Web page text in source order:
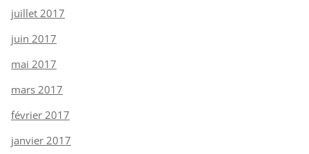
juillet 2017
juin 2017
mai 2017
mars 2017
février 2017
janvier 2017